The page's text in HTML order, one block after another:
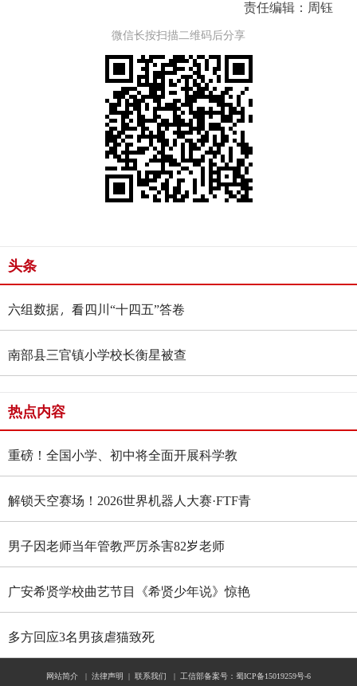
责任编辑：周钰
微信长按扫描二维码后分享
头条
六组数据，看四川“十四五”答卷
南部县三官镇小学校长衡星被查
热点内容
重磅！全国小学、初中将全面开展科学教
育“做中学”领航行动
解锁天空赛场！2026世界机器人大赛·FTF青
少年无人机大赛四川选拔赛燃情启幕
男子因老师当年管教严厉杀害82岁老师
广安希贤学校曲艺节目《希贤少年说》惊艳
全国舞台 斩获国家级殊荣
多方回应3名男孩虐猫致死
网站简介 | 法律声明 | 联系我们 | 工信部备案号：蜀ICP备15019259号-6